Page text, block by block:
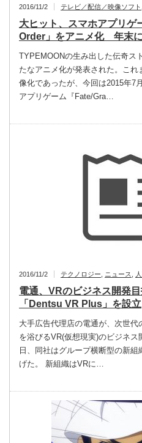
2016/11/2 テレビ／配信／映像ソフト
大ヒット、スマホアプリゲ
Order」をアニメ化 年末
TYPEMOONの生み出した伝奇ス
たなアニメ化が発表された。こ
像化であったが、今回は2015年7
アプリゲーム『Fate/Gra…
2016/11/2 テクノロジー ニュース
電通、VRのビジネス開発
「Dentsu VR Plus」を設立
大手広告代理店の電通が、次世
を浴びるVR(仮想現実)のビジネ
日、同社はグループ横断型の新
げた。 新組織はVRに…